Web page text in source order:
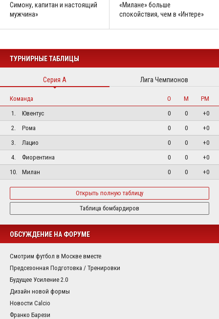
Симону, капитан и настоящий
мужчина»
«Милане» больше
спокойствия, чем в «Интере»
ТУРНИРНЫЕ ТАБЛИЦЫ
Серия А Лига Чемпионов
Команда О М
РМ
1.
Ювентус 0 0
+0
2.
Рома 0 0
+0
3.
Лацио 0 0
+0
4.
Фиорентина 0 0
+0
10.
Милан 0 0 +0
Открыть полную таблицу
Таблица бомбардиров
ОБСУЖДЕНИЕ НА ФОРУМЕ
Смотрим футбол в Москве вместе
Предсезонная Подготовка / Тренировки
Будущее Усиление 2.0
Дизайн новой формы
Новости Calcio
Франко Барези